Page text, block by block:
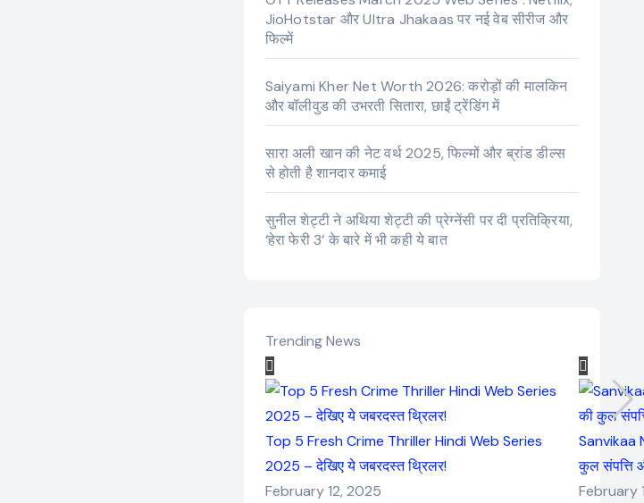
JioHotstar और Ultra Jhakaas पर नई वेब सीरीज और
फिल्में
Saiyami Kher Net Worth 2026: करोड़ों की मालकिन
और बॉलीवुड की उभरती सितारा, छाईं ट्रेंडिंग में
सारा अली खान की नेट वर्थ 2025, फिल्मों और ब्रांड डील्स
से होती है शानदार कमाई
सुनील शेट्टी ने अथिया शेट्टी की प्रेग्नेंसी पर दी प्रतिक्रिया,
‘हेरा फेरी 3’ के बारे में भी कही ये बात
Trending News
Top 5 Fresh Crime Thriller Hindi Web Series
2025 – देखिए ये जबरदस्त थ्रिलर!
February 12, 2025
Sanvikaa
कुल संपत्ति
February